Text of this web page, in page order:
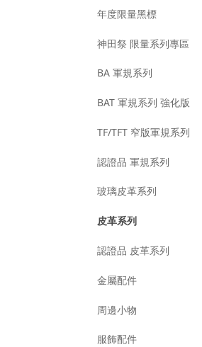
年度限量黑標
神田祭 限量系列專區
BA 軍規系列
BAT 軍規系列 強化版
TF/TFT 窄版軍規系列
認證品 軍規系列
玻璃皮革系列
皮革系列
認證品 皮革系列
金屬配件
周邊小物
服飾配件